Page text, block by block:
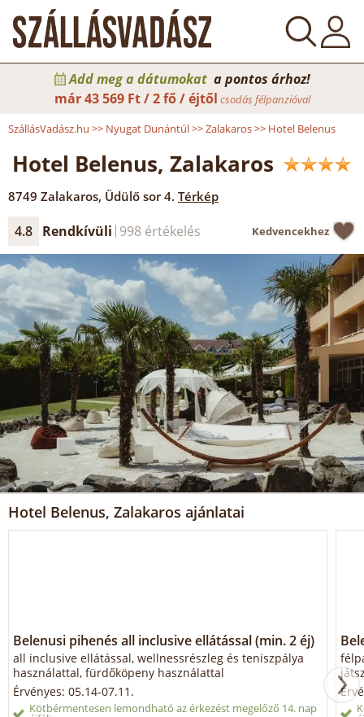
Add meg a dátumokat a pontos árhoz!
már43 569 Ft / 2 fő / éjtől csodás félpanzióval
SzállásVadász.hu >> Nyugat Dunántúl>>Zalakaros>> Hotel Belenus
Hotel Belenus, Zalakaros
8749 Zalakaros, Üdülő sor 4. Térkép
4.8 Rendkívüli 998 értékelés Kedvencekhez
Hotel Belenus, Zalakaros ajánlatai
Belenusi pihenés all inclusive ellátással (min. 2 éj)
all inclusive ellátással, wellnessrészleg és teniszpálya
használattal, fürdőköpeny használattal
Érvényes: 05.14-07.11.
Kötbérmentesen lemondható az érkezést megelőző 14. nap